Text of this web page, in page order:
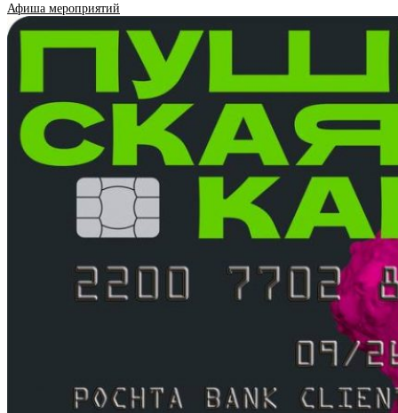
Афиша мероприятий